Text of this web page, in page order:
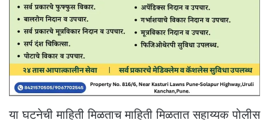
या घटनेची माहिती मिळताच माहिती मिळतात सहाय्यक पोलीस